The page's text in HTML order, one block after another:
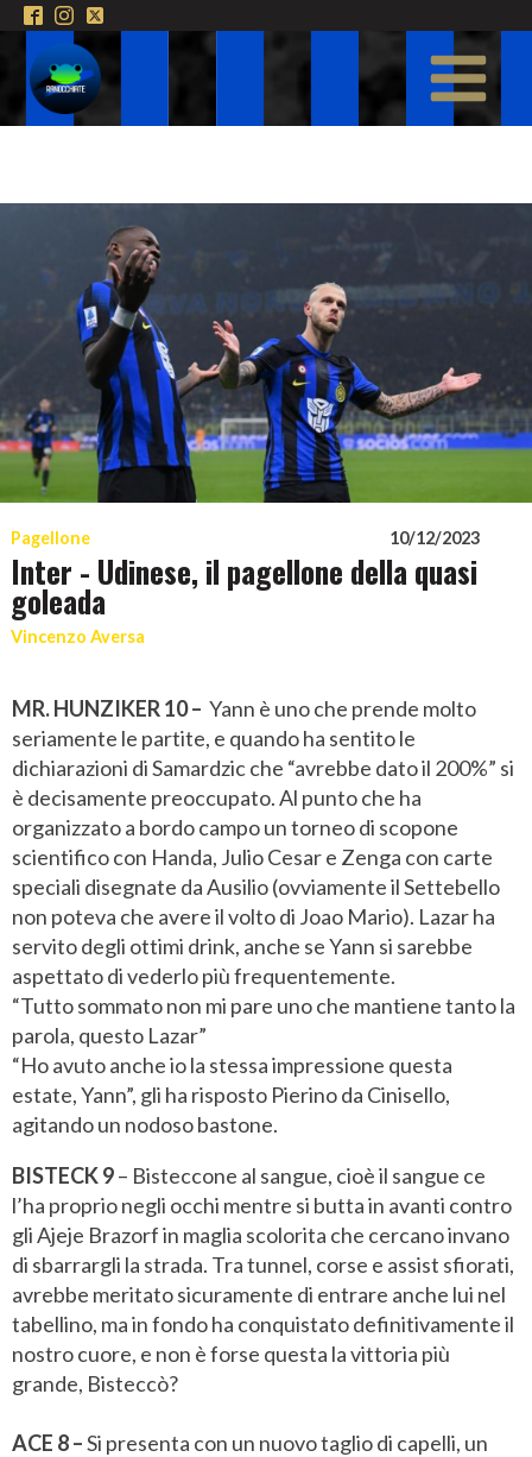
Pagellone 10/12/2023
Inter - Udinese, il pagellone della quasi
goleada
Vincenzo Aversa
MR. HUNZIKER 10 – Yann è uno che prende molto
seriamente le partite, e quando ha sentito le
dichiarazioni di Samardzic che “avrebbe dato il 200%” si
è decisamente preoccupato. Al punto che ha
organizzato a bordo campo un torneo di scopone
scientifico con Handa, Julio Cesar e Zenga con carte
speciali disegnate da Ausilio (ovviamente il Settebello
non poteva che avere il volto di Joao Mario). Lazar ha
servito degli ottimi drink, anche se Yann si sarebbe
aspettato di vederlo più frequentemente.
“Tutto sommato non mi pare uno che mantiene tanto la
parola, questo Lazar”
“Ho avuto anche io la stessa impressione questa
estate, Yann”, gli ha risposto Pierino da Cinisello,
agitando un nodoso bastone.
BISTECK9– Bisteccone al sangue, cioè il sangue ce
l’ha proprio negli occhi mentre si butta in avanti contro
gli Ajeje Brazorf in maglia scolorita che cercano invano
di sbarrargli la strada. Tra tunnel, corse e assist sfiorati,
avrebbe meritato sicuramente di entrare anche lui nel
tabellino, ma in fondo ha conquistato definitivamente il
nostro cuore, e non è forse questa la vittoria più
grande, Bisteccò?
ACE 8–Si presenta con un nuovo taglio di capelli, un